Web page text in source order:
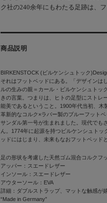
ク社の240余年にもわたる足跡は、
商品説明
BIRKENSTOCK (ビルケンシュトック
それはフットベッドにある。「デザインは
ルの生みの親＝カール・ビルケンシュトッ
きの言葉。つまりは、ヒトの足型にストレ
能美であるということ。1900年代当初、木
革新的なコルク×ラバー製のブルーフット
サンダル第一号が生まれました。現代でも
ん。1774年に起源を持つビルケンシュト
ッドにはじまり、未来もなおフットベッド
足の形状を考慮した天然ゴム混合コルクフ
アッパー：スエードレザー
インソール：スエードレザー
アウターソール：EVA
詳細：ダブルストラップ、マットな触感が
“Made in Germany”